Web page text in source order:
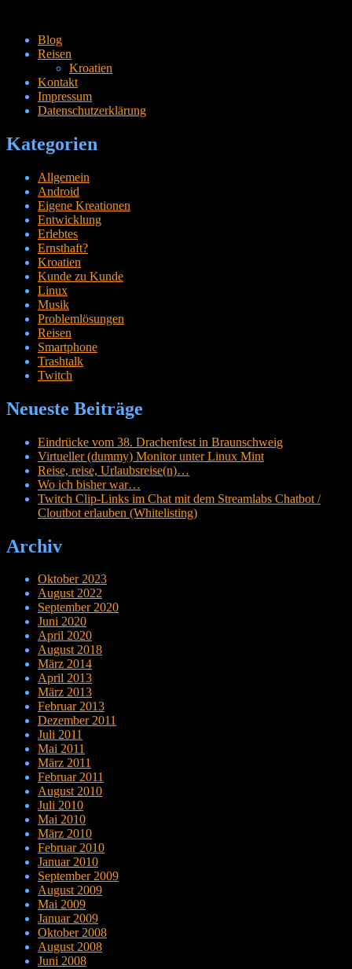
Zum
Inhalt
Blog
Reisen
Kroatien
Kontakt
Impressum
Datenschutzerklärung
Kategorien
Allgemein
Android
Eigene Kreationen
Entwicklung
Erlebtes
Ernsthaft?
Kroatien
Kunde zu Kunde
Linux
Musik
Problemlösungen
Reisen
Smartphone
Trashtalk
Twitch
Neueste Beiträge
Eindrücke vom 38. Drachenfest in Braunschweig
Virtueller (dummy) Monitor unter Linux Mint
Reise, reise, Urlaubsreise(n)…
Wo ich bisher war…
Twitch Clip-Links im Chat mit dem Streamlabs Chatbot /
Cloutbot erlauben (Whitelisting)
Archiv
Oktober 2023
August 2022
September 2020
Juni 2020
April 2020
August 2018
März 2014
April 2013
März 2013
Februar 2013
Dezember 2011
Juli 2011
Mai 2011
März 2011
Februar 2011
August 2010
Juli 2010
Mai 2010
März 2010
Februar 2010
Januar 2010
September 2009
August 2009
Mai 2009
Januar 2009
Oktober 2008
August 2008
Juni 2008